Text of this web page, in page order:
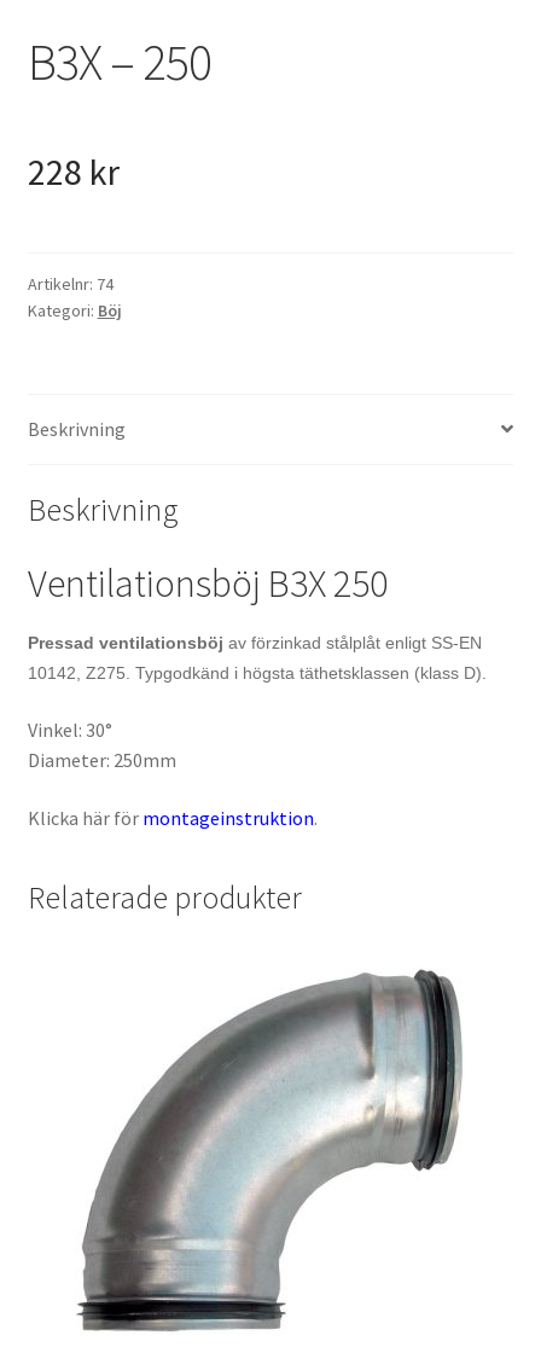
Fynd
B3X – 250
228 kr
Artikelnr: 74
Kategori: Böj
Beskrivning
Beskrivning
Ventilationsböj B3X 250
Pressad ventilationsböj av förzinkad stålplåt enligt SS-EN
10142, Z275. Typgodkänd i högsta täthetsklassen (klass D).
Vinkel: 30°
Diameter: 250mm
Klicka här för montageinstruktion.
Relaterade produkter